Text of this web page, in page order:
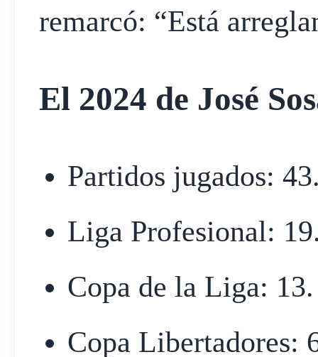
remarcó: “Está
El 2024 de José
Partidos jugados:
Liga Profesional:
Copa de la Liga: 13.
Copa Libertadores: